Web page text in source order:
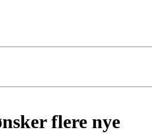
flere nye